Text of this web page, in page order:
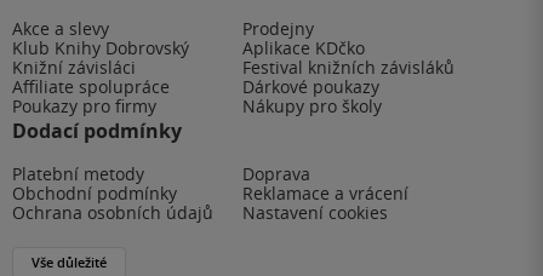
Akce a slevy
Prodejny
Klub Knihy Dobrovský
Aplikace KDčko
Knižní závisláci
Festival knižních závisláků
Affiliate spolupráce
Dárkové poukazy
Poukazy pro firmy
Nákupy pro školy
Dodací podmínky
Platební metody
Doprava
Obchodní podmínky
Reklamace a vrácení
Ochrana osobních údajů
Nastavení cookies
Vše důležité